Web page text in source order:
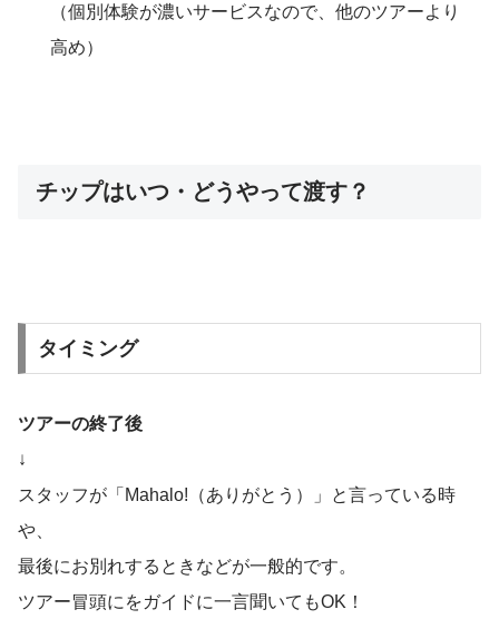
（個別体験が濃いサービスなので、他のツアーより
高め）
チップはいつ・どうやって渡す？
タイミング
ツアーの終了後
↓
スタッフが「Mahalo!（ありがとう）」と言っている時
や、
最後にお別れするときなどが一般的です。
ツアー冒頭にをガイドに一言聞いてもOK！